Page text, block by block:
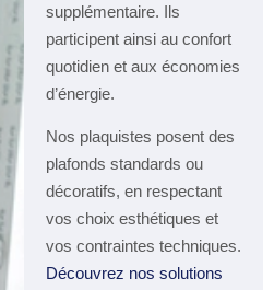
supplémentaire. Ils
participent ainsi au confort
quotidien et aux économies
d’énergie.
Nos plaquistes posent des
plafonds standards ou
décoratifs, en respectant
vos choix esthétiques et
vos contraintes techniques.
Découvrez nos solutions